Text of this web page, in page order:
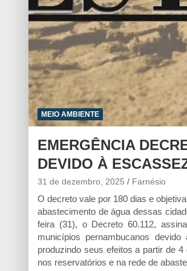
MEIO AMBIENTE
EMERGÊNCIA
DEVIDO À
31 de dezembro, 2025 Farnésio
O decreto vale por 180 dias e
abastecimento de água dessas
feira (31), o Decreto 60.112,
municípios pernambucanos
produzindo seus efeitos a partir de
nos reservatórios e na rede de